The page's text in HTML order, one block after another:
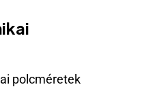
polcméretek